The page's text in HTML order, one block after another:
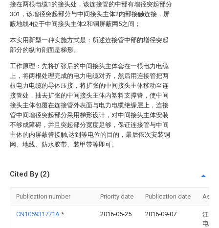
接在两根电缆1的接头处，该连接管的中部有增径突起部分
301，该增径突起部分与中间接头主体2内部接触连接，屏
蔽地线4位于中间接头主体2和铜屏蔽网5之间；
本实用新型一种实施方式是：所述连接管中部的增径突起
部分的纵向剖面是梯形。
工作原理：先将扩张后的中间接头主体套在一根电力电缆
上，将两根处理完成的电力电缆对齐，然后用连接管把两
根电力电缆的导体压接，将扩张的中间接头主体移动至连
接管处，抽去扩张的中间接头主体内塑料支撑管，使中间
接头主体包覆在连接管外表面与电力电缆绝缘层上，连接
管中间增径突起部分采用梯形设计，对中间接头主体安装
不够成障碍，并且突起部分宽度足够，保证连接管与中间
主体的内屏蔽管接触,达到等电位的目的，最后依次安装铜
网、地线、防水胶带、装甲带等即可。
Cited By (2)
Publication number Priority date Publication date
CN105931771A * 2016-05-25 2016-09-07
江苏
电气